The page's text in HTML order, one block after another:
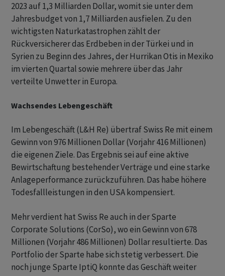
2023 auf 1,3 Milliarden Dollar, womit sie unter dem
Jahresbudget von 1,7 Milliarden ausfielen. Zu den
wichtigsten Naturkatastrophen zählt der
Rückversicherer das Erdbeben in der Türkei und in
Syrien zu Beginn des Jahres, der Hurrikan Otis in Mexiko
im vierten Quartal sowie mehrere über das Jahr
verteilte Unwetter in Europa.
Wachsendes Lebengeschäft
Im Lebengeschäft (L&H Re) übertraf Swiss Re mit einem
Gewinn von 976 Millionen Dollar (Vorjahr 416 Millionen)
die eigenen Ziele. Das Ergebnis sei auf eine aktive
Bewirtschaftung bestehender Verträge und eine starke
Anlageperformance zurückzuführen. Das habe höhere
Todesfallleistungen in den USA kompensiert.
Mehr verdient hat Swiss Re auch in der Sparte
Corporate Solutions (CorSo), wo ein Gewinn von 678
Millionen (Vorjahr 486 Millionen) Dollar resultierte. Das
Portfolio der Sparte habe sich stetig verbessert. Die
noch junge Sparte IptiQ konnte das Geschäft weiter